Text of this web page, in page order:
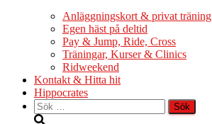
Anläggningskort & privat träning
Egen häst på deltid
Pay & Jump, Ride, Cross
Träningar, Kurser & Clinics
Ridweekend
Kontakt & Hitta hit
Hippocrates
Sök
efter: